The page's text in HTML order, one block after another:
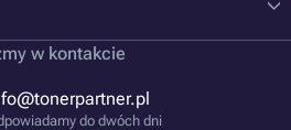
w kontakcie
do dwóch dni